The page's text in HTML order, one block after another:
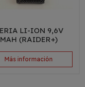
LI-ION 9,6V
(RAIDER+)
Más información